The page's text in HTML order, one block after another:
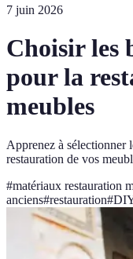
7 juin 2026
Choisir les
pour la
meubles
Apprenez à sélectionner
restauration de vos
#matériaux restauration
anciens#restauration#